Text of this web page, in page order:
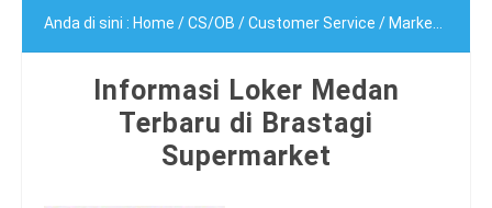
Anda di sini : Home /CS/OB /Customer Service / Marketing
Informasi Loker Medan
Terbaru di Brastagi
Supermarket